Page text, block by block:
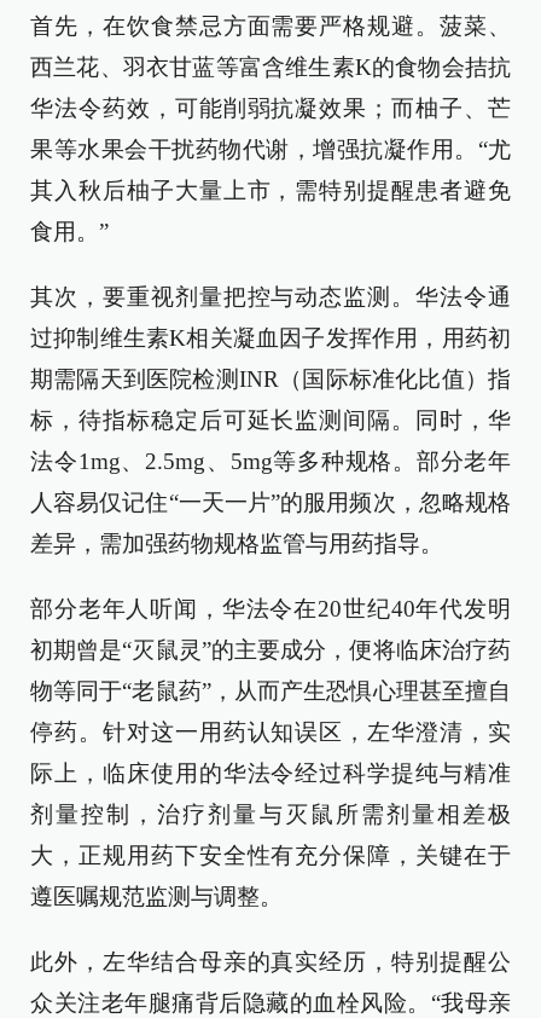
首先，在饮食禁忌方面需要严格规避。菠菜、
西兰花、羽衣甘蓝等富含维生素K的食物会拮抗
华法令药效，可能削弱抗凝效果；而柚子、芒
果等水果会干扰药物代谢，增强抗凝作用。“尤
其入秋后柚子大量上市，需特别提醒患者避免
食用。”
其次，要重视剂量把控与动态监测。华法令通
过抑制维生素K相关凝血因子发挥作用，用药初
期需隔天到医院检测INR（国际标准化比值）指
标，待指标稳定后可延长监测间隔。同时，华
法令1mg、2.5mg、5mg等多种规格。部分老年
人容易仅记住“一天一片”的服用频次，忽略规格
差异，需加强药物规格监管与用药指导。
部分老年人听闻，华法令在20世纪40年代发明
初期曾是“灭鼠灵”的主要成分，便将临床治疗药
物等同于“老鼠药”，从而产生恐惧心理甚至擅自
停药。针对这一用药认知误区，左华澄清，实
际上，临床使用的华法令经过科学提纯与精准
剂量控制，治疗剂量与灭鼠所需剂量相差极
大，正规用药下安全性有充分保障，关键在于
遵医嘱规范监测与调整。
此外，左华结合母亲的真实经历，特别提醒公
众关注老年腿痛背后隐藏的血栓风险。“我母亲